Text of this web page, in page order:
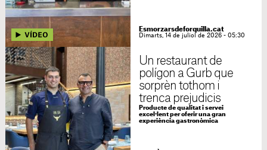
Esmorzarsdeforquilla.cat
Dimarts, 14 de juliol de 2026 - 05:30
Un restaurant de
polígon a Gurb que
sorprèn tothom i
trenca prejudicis
Producte de qualitat i servei
excel·lent per oferir una gran
experiència gastronòmica